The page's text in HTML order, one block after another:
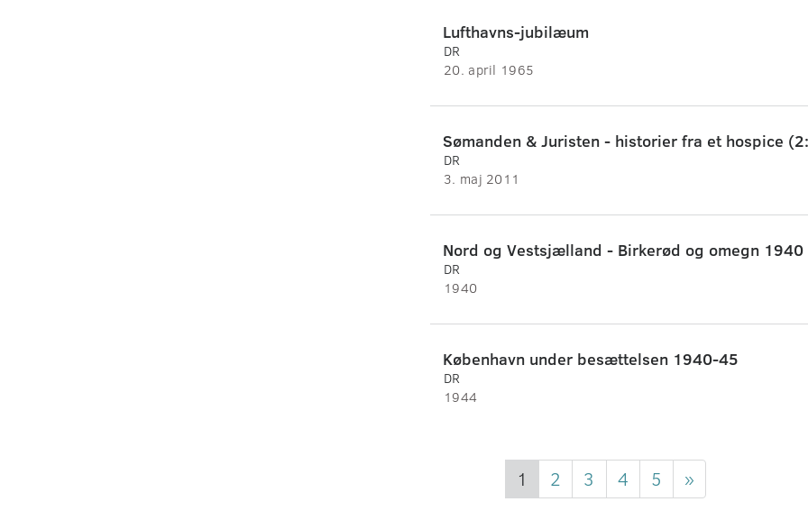
Lufthavns-jubilæum
DR
20. april 1965
Sømanden & Juristen - historier fra et hospice
DR
3. maj 2011
Nord og Vestsjælland - Birkerød og omegn 1940
DR
1940
København under besættelsen 1940-45
DR
1944
1 2 3 4 5 »